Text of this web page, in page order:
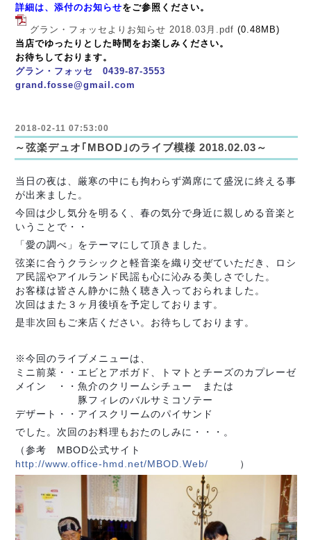
詳細は、添付のお知らせをご参照ください。
グラン・フォッセよりお知らせ 2018.03月.pdf (0.48MB)
当店でゆったりとした時間をお楽しみください。
お待ちしております。
グラン・フォッセ 0439-87-3553
grand.fosse@gmail.com
2018-02-11 07:53:00
～弦楽デュオ｢MBOD｣のライブ模様 2018.02.03～
当日の夜は、厳寒の中にも拘わらず満席にて盛況に終える事
が出来ました。
今回は少し気分を明るく、春の気分で身近に親しめる音楽と
いうことで・・
「愛の調べ」をテーマにして頂きました。
弦楽に合うクラシックと軽音楽を織り交ぜていただき、ロシ
ア民謡やアイルランド民謡も心に沁みる美しさでした。
お客様は皆さん静かに熱く聴き入っておられました。
次回はまた３ヶ月後頃を予定しております。
是非次回もご来店ください。お待ちしております。
※今回のライブメニューは、
ミニ前菜・・エビとアボガド、トマトとチーズのカプレーゼ
メイン ・・魚介のクリームシチュー または
豚フィレのバルサミコソテー
デザート・・アイスクリームのパイサンド
でした。次回のお料理もおたのしみに・・・。
（参考 MBOD公式サイト
http://www.office-hmd.net/MBOD.Web/ ）